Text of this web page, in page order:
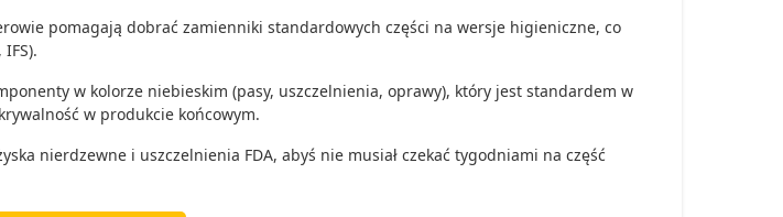
pomagają dobrać zamienniki standardowych części na wersje higieniczne, co
w kolorze niebieskim (pasy, uszczelnienia, oprawy), który jest standardem w
w produkcie końcowym.
nierdzewne i uszczelnienia FDA, abyś nie musiał czekać tygodniami na część